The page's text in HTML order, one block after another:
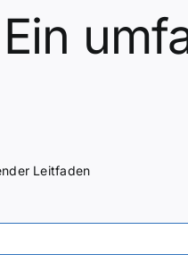
Leitfaden